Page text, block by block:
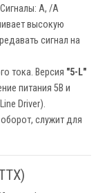
A, /A
высокую
сигнал на
тока. Версия "5-L"
питания 5В и
Driver).
служит для